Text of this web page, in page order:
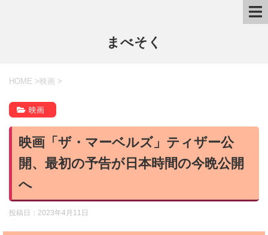
まべそく
HOME > 映画 >
映画
映画「ザ・マーベルズ」ティザー公
開、最初の予告が日本時間の今晩公開
へ
投稿日： 2023年4月11日